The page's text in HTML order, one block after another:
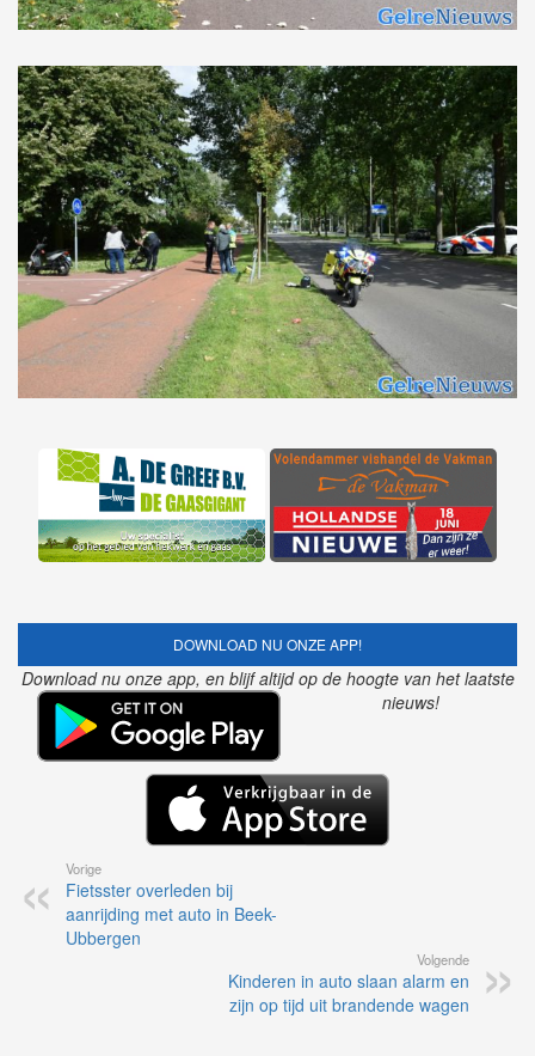
DOWNLOAD NU ONZE APP!
Download nu onze app, en blijf altijd op de hoogte van het laatste
nieuws!
Vorige
Fietsster overleden bij
aanrijding met auto in Beek-
Ubbergen
Volgende
Kinderen in auto slaan alarm en
zijn op tijd uit brandende wagen